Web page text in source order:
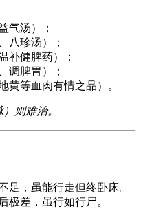
气汤）；
八珍汤）；
补健脾药）；
调脾胃）；
黄等血肉有情之品）。
则难治。
足，虽能行走但终卧床。
极差，虽行如行尸。